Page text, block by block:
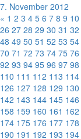
7. November 2012
« 1 2 3 4 5 6 7 8 9 10
26 27 28 29 30 31 32
48 49 50 51 52 53 54
70 71 72 73 74 75 76
92 93 94 95 96 97 98
110 111 112 113 114
126 127 128 129 130
142 143 144 145 146
158 159 160 161 162
174 175 176 177 178
190 191 192 193 194